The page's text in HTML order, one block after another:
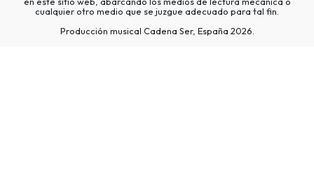
cualquier otro medio que se juzgue adecuado para tal fin.
Producción musical Cadena Ser, España 2026.